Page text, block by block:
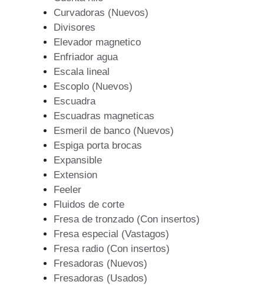
Curvadoras (Nuevos)
Divisores
Elevador magnetico
Enfriador agua
Escala lineal
Escoplo (Nuevos)
Escuadra
Escuadras magneticas
Esmeril de banco (Nuevos)
Espiga porta brocas
Expansible
Extension
Feeler
Fluidos de corte
Fresa de tronzado (Con insertos)
Fresa especial (Vastagos)
Fresa radio (Con insertos)
Fresadoras (Nuevos)
Fresadoras (Usados)